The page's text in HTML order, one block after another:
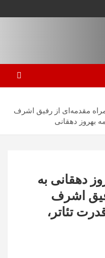
مقدمه‌ای از رفیق اشرف
بهروز دهقانی
دهقانی به
اشرف
تئاتر،